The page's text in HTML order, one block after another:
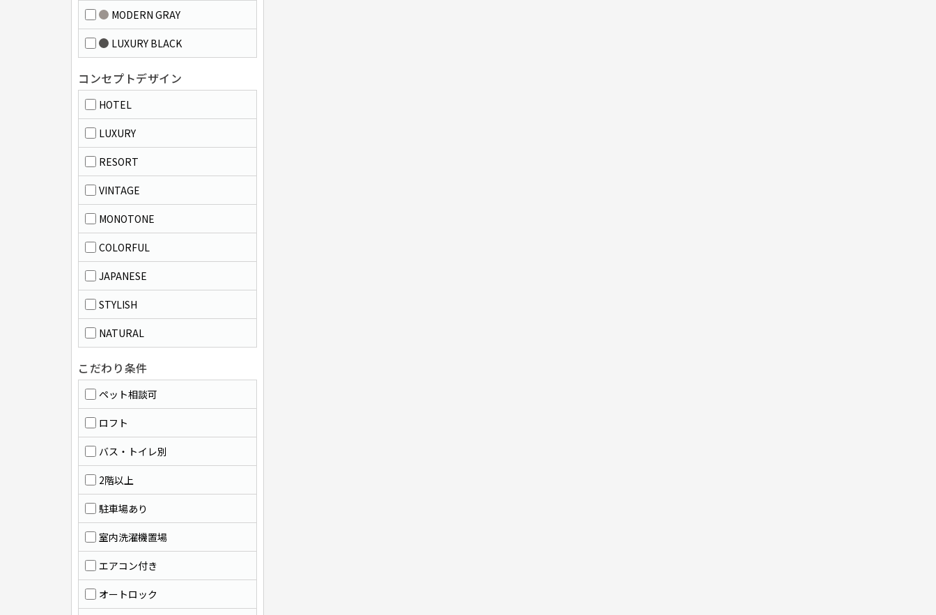
MODERN GRAY
LUXURY BLACK
コンセプトデザイン
HOTEL
LUXURY
RESORT
VINTAGE
MONOTONE
COLORFUL
JAPANESE
STYLISH
NATURAL
こだわり条件
ペット相談可
ロフト
バス・トイレ別
2階以上
駐車場あり
室内洗濯機置場
エアコン付き
オートロック